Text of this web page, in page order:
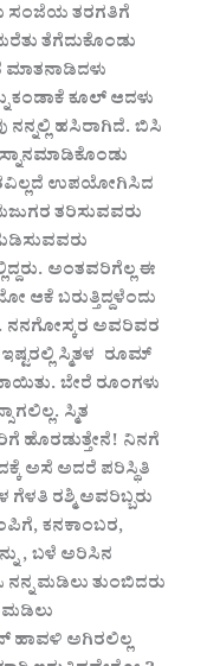
ಸಂಜೆಯತರಗತಿಗೆ
ತೆಗೆದುಕೊಂಡು
ಮಾತನಾಡಿದಳು
ಕಂಡಾಕೆಕೂಲ್ಆದಳು
ನನ್ನಲ್ಲಿಹಸಿರಾಗಿದೆ. ಬಿಸಿ
ಸ್ನಾನಮಾಡಿಕೊಂಡು
ಉಪಯೋಗಿಸಿದ
ತರಿಸುವವರು
ಅಂತವರಿಗೆಲ್ಲಈ
ಆಕೆಬರುತ್ತಿದ್ದಳೆಂದು
ನನಗೋಸ್ಕರ ಅವರಿವರ
ಸ್ಮಿತಳ ರೂಮ್
ಬೇರೆ ರೂಂಗಳು
ಸ್ಮಿತ
ಹೊರಡುತ್ತೇನೆ! ನಿನಗೆ
ಅಸೆ ಅದರೆ ಪರಿಸ್ಥಿತಿ
ಗೆಳತಿ ರಶ್ಮಿಅವರಿಬ್ಬರು
ಕನಕಾಂಬರ,
, ಬಳೆ ಅರಿಸಿನ
ನನ್ನಮಡಿಲುತುಂಬಿದರು
ಮಡಿಲು
ಹಾವಳಿ ಅಗಿರಲಿಲ್ಲ